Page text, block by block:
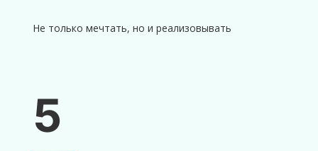
Не только мечтать, но и реализовывать
5